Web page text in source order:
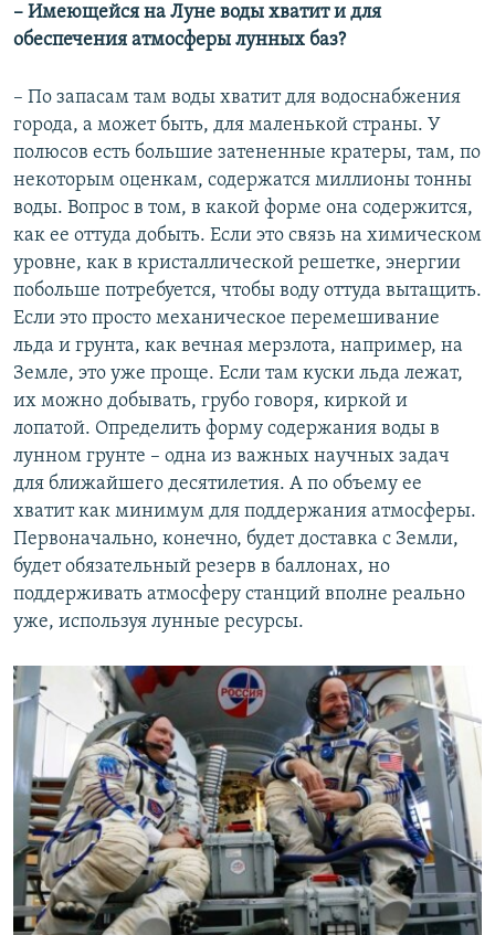
– Имеющейся на Луне воды хватит и для
обеспечения атмосферы лунных баз?
– По запасам там воды хватит для водоснабжения
города, а может быть, для маленькой страны. У
полюсов есть большие затененные кратеры, там, по
некоторым оценкам, содержатся миллионы тонны
воды. Вопрос в том, в какой форме она содержится,
как ее оттуда добыть. Если это связь на химическом
уровне, как в кристаллической решетке, энергии
побольше потребуется, чтобы воду оттуда вытащить.
Если это просто механическое перемешивание
льда и грунта, как вечная мерзлота, например, на
Земле, это уже проще. Если там куски льда лежат,
их можно добывать, грубо говоря, киркой и
лопатой. Определить форму содержания воды в
лунном грунте – одна из важных научных задач
для ближайшего десятилетия. А по объему ее
хватит как минимум для поддержания атмосферы.
Первоначально, конечно, будет доставка с Земли,
будет обязательный резерв в баллонах, но
поддерживать атмосферу станций вполне реально
уже, используя лунные ресурсы.